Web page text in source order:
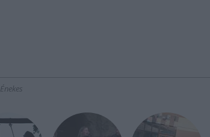
Énekes